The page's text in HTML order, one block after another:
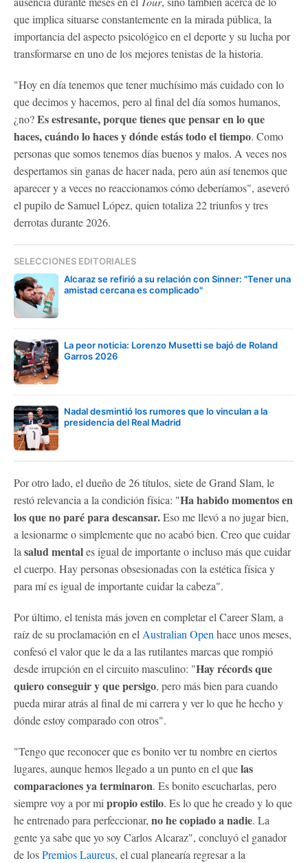
que implica situarse constantemente en la mirada pública, la
importancia del aspecto psicológico en el deporte y su lucha por
transformarse en uno de los mejores tenistas de la historia.
"Hoy en día tenemos que tener muchísimo más cuidado con lo
que decimos y hacemos, pero al final del día somos humanos,
¿no?Es estresante, porque tienes que pensar en lo que
haces, cuándo lo haces y dónde estás todo el tiempo. Como
personas que somos tenemos días buenos y malos. A veces nos
despertamos sin ganas de hacer nada, pero aún así tenemos que
aparecer y a veces no reaccionamos cómo deberíamos", aseveró
el pupilo de Samuel López, quien totaliza 22 triunfos y tres
derrotas durante 2026.
SELECCIONES EDITORIALES
Alcaraz se refirió a su relación con Sinner: "Tener una
amistad cercana es complicado"
La peor noticia: Lorenzo Musetti se bajó de Roland
Garros 2026
Nadal desmintió los rumores que lo vinculan a la
presidencia del Real Madrid
Por otro lado, el dueño de 26 títulos, siete de Grand Slam, le
restó relevancia a la condición física: "Ha habido momentos en
los que no paré para descansar.Eso me llevó a no jugar bien,
a lesionarme o simplemente que no acabó bien. Creo que cuidar
la salud mentales igual de importante o incluso más que cuidar
el cuerpo. Hay personas obsesionadas con la estética física y
para mí es igual de importante cuidar la cabeza".
Por último, el tenista más joven en completar el Career Slam, a
raíz de su proclamación en el Australian Open hace unos meses,
confesó el valor que le da a las rutilantes marcas que rompió
desde irrupción en el circuito masculino: "Hay récords que
quiero conseguir y que persigo, pero más bien para cuando
pueda mirar atrás al final de mi carrera y ver lo que he hecho y
dónde estoy comparado con otros".
"Tengo que reconocer que es bonito ver tu nombre en ciertos
lugares, aunque hemos llegado a un punto en el quelas
comparaciones ya terminaron. Es bonito escucharlas, pero
siempre voy a por mi propio estilo. Es lo que he creado y lo que
he entrenado para perfeccionar, no he copiado a nadie. La
gente ya sabe que yo soy Carlos Alcaraz", concluyó el ganador
de losPremios Laureus, el cual planearía regresar a la